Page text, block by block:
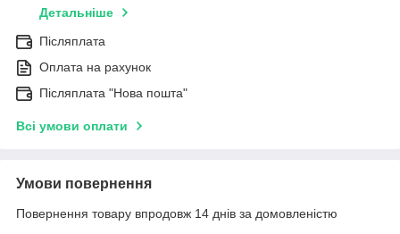
Детальніше
Післяплата
Оплата на рахунок
Післяплата "Нова пошта"
Всі умови оплати
Умови повернення
Повернення товару впродовж 14 днів за домовленістю